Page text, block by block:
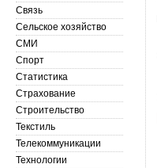
Связь
Сельское хозяйство
СМИ
Спорт
Статистика
Страхование
Строительство
Текстиль
Телекоммуникации
Технологии